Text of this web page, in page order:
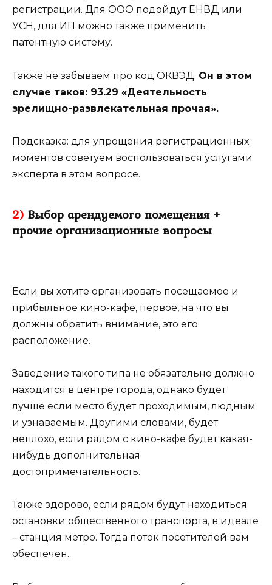
регистрации. Для ООО подойдут ЕНВД или
УСН, для ИП можно также применить
патентную систему.
Также не забываем про код ОКВЭД. Он в этом
случае таков: 93.29 «Деятельность
зрелищно-развлекательная прочая».
Подсказка: для упрощения регистрационных
моментов советуем воспользоваться услугами
эксперта в этом вопросе.
2) Выбор арендуемого помещения +
прочие организационные вопросы
Если вы хотите организовать посещаемое и
прибыльное кино-кафе, первое, на что вы
должны обратить внимание, это его
расположение.
Заведение такого типа не обязательно должно
находится в центре города, однако будет
лучше если место будет проходимым, людным
и узнаваемым. Другими словами, будет
неплохо, если рядом с кино-кафе будет какая-
нибудь дополнительная
достопримечательность.
Также здорово, если рядом будут находиться
остановки общественного транспорта, в идеале
– станция метро. Тогда поток посетителей вам
обеспечен.